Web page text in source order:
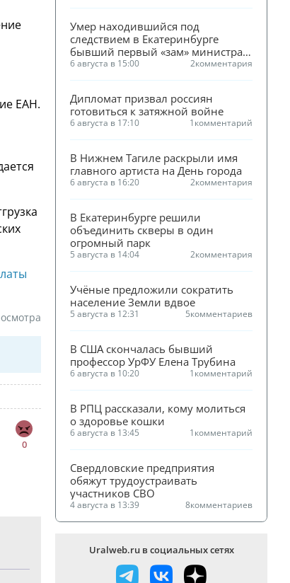
ЕАН.
0
Умер находившийся под
следствием в Екатеринбурге
бывший первый «зам» министра
ЖКХ Смирнова
6 августа в 15:00 2комментария
Дипломат призвал россиян
готовиться к затяжной войне
6 августа в 17:10 1комментарий
В Нижнем Тагиле раскрыли имя
главного артиста на День города
6 августа в 16:20 2комментария
В Екатеринбурге решили
объединить скверы в один
огромный парк
5 августа в 14:04 2комментария
Учёные предложили сократить
население Земли вдвое
5 августа в 12:31 5комментариев
В США скончалась бывший
профессор УрФУ Елена Трубина
6 августа в 10:20 1комментарий
В РПЦ рассказали, кому молиться
о здоровье кошки
6 августа в 13:45 1комментарий
Свердловские предприятия
обяжут трудоустраивать
участников СВО
4 августа в 13:39 8комментариев
Uralweb.ru в социальных сетях